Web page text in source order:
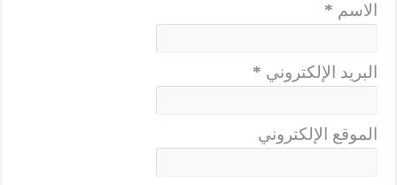
الاسم *
البريد الإلكتروني *
الموقع الإلكتروني